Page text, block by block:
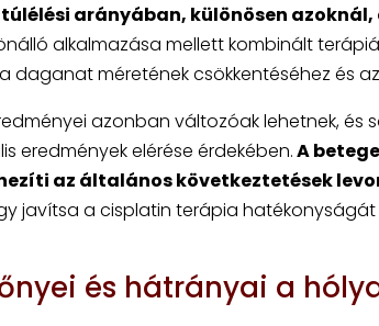
arányában, különösen
alkalmazása mellett kombinált
daganat méretének csökkentéséhez és
azonban változóak lehetnek, és
eredmények elérése érdekében.A
az általános következtetések
javítsa a cisplatin terápia hatékonyságát
és hátrányai a